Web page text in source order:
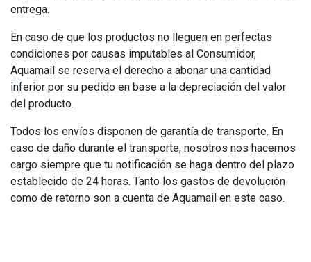
entrega.
En caso de que los productos no lleguen en perfectas
condiciones por causas imputables al Consumidor,
Aquamail se reserva el derecho a abonar una cantidad
inferior por su pedido en base a la depreciación del valor
del producto.
Todos los envíos disponen de garantía de transporte. En
caso de daño durante el transporte, nosotros nos hacemos
cargo siempre que tu notificación se haga dentro del plazo
establecido de 24 horas. Tanto los gastos de devolución
como de retorno son a cuenta de Aquamail en este caso.